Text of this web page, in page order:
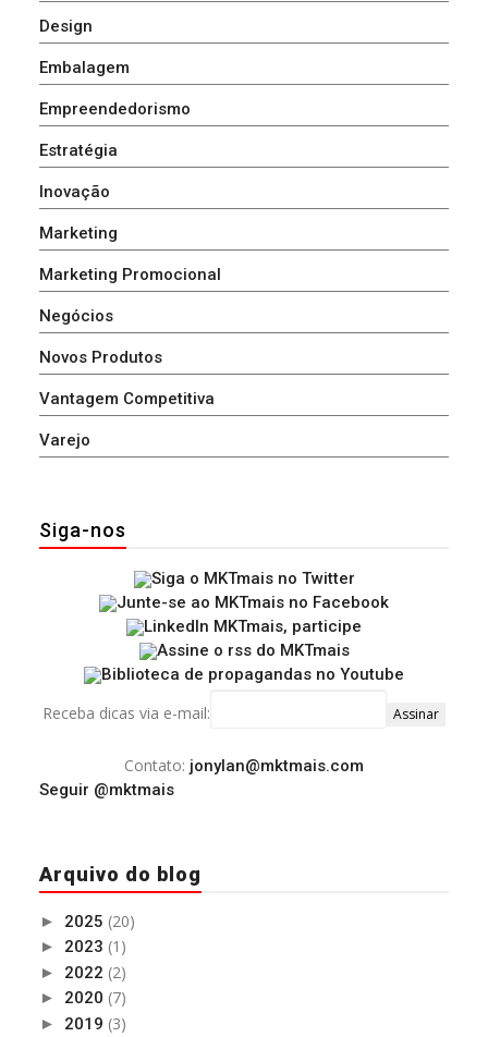
Design
Embalagem
Empreendedorismo
Estratégia
Inovação
Marketing
Marketing Promocional
Negócios
Novos Produtos
Vantagem Competitiva
Varejo
Siga-nos
Receba dicas via e-mail:
Contato: jonylan@mktmais.com
Seguir @mktmais
Arquivo do blog
► 2025 (20)
► 2023 (1)
► 2022 (2)
► 2020 (7)
► 2019 (3)